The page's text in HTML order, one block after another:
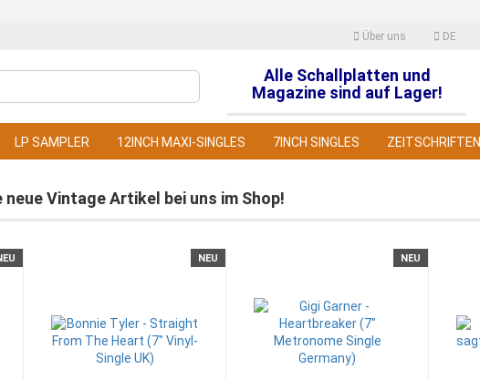
Über uns DE
Sprache auswählen
Passwort vergessen?
Alle Schallplatten und
Magazine sind auf Lager!
LP SAMPLER 12INCH MAXI-SINGLES 7INCH SINGLES ZEITSCHRIFTEN
neue Vintage Artikel bei uns im Shop!
NEU NEU